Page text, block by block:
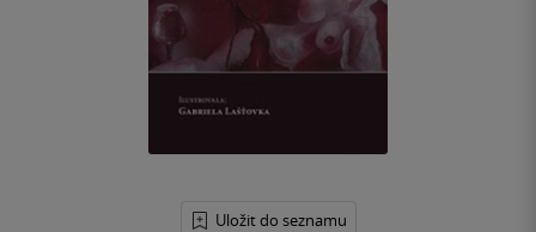
Uložit do seznamu